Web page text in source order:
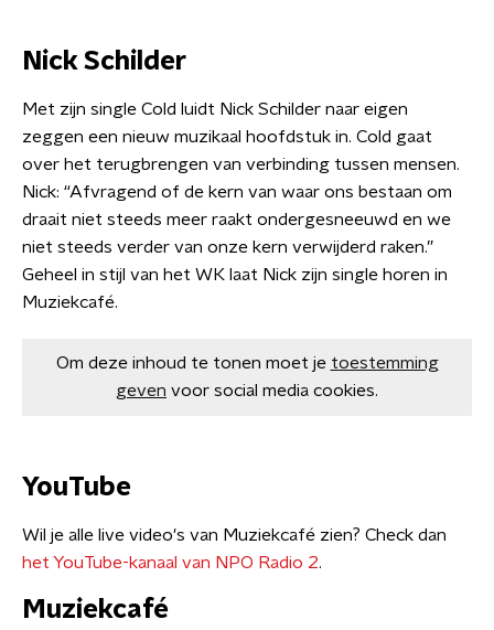
Nick Schilder
Met zijn single Cold luidt Nick Schilder naar eigen
zeggen een nieuw muzikaal hoofdstuk in. Cold gaat
over het terugbrengen van verbinding tussen mensen.
Nick: “Afvragend of de kern van waar ons bestaan om
draait niet steeds meer raakt ondergesneeuwd en we
niet steeds verder van onze kern verwijderd raken.”
Geheel in stijl van het WK laat Nick zijn single horen in
Muziekcafé.
Om deze inhoud te tonen moet je toestemming
geven voor social media cookies.
YouTube
Wil je alle live video's van Muziekcafé zien? Check dan
het YouTube-kanaal van NPO Radio 2.
Muziekcafé